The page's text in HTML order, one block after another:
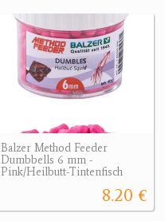
Balzer Method Feeder
Dumbbells 6 mm -
Pink/Heilbutt-Tintenfisch
8.20 €